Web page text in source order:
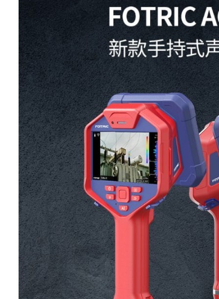
技术参数
型号
AC67
基本参数
麦克风通道
162个MEMS数字麦克
声像图视场
角(FOV)
66°*52°
测量声压范
围
10kHz:6~120dB SPL
15kHz:-10~120dB SPL
20kHz:-7~120dB SPL
25kHz:-25~120dB SPL
30kHz:-5~120dB SPL
35kHz:7~120dB SPL
40kHz:2~120dB SPL
45kHz:-2~120dB SPL
50kHz:-9~120dB SPL
55kHz:-2~120dB SPL
60kHz:3~120dB SPL